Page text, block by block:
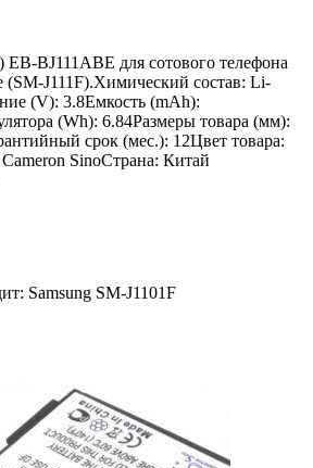
EB-BJ111ABE для сотового телефона
(SM-J111F).Химический состав: Li-
(V): 3.8Емкость (mAh):
(Wh): 6.84Размеры товара (мм):
срок (мес.): 12Цвет товара:
SinoСтрана: Китай
Samsung SM-J1101F